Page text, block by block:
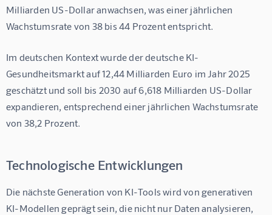
Milliarden US-Dollar anwachsen, was einer jährlichen
Wachstumsrate von 38 bis 44 Prozent entspricht.
Im deutschen Kontext wurde der deutsche KI-
Gesundheitsmarkt auf 12,44 Milliarden Euro im Jahr 2025
geschätzt und soll bis 2030 auf 6,618 Milliarden US-Dollar
expandieren, entsprechend einer jährlichen Wachstumsrate
von 38,2 Prozent.
Technologische Entwicklungen
Die nächste Generation von KI-Tools wird von generativen
KI-Modellen geprägt sein, die nicht nur Daten analysieren,